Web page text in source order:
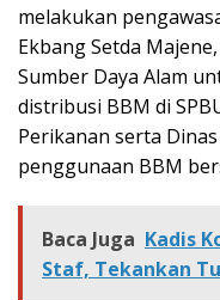
melakukan
Ekbang Setda
Sumber Daya Alam
distribusi BBM di
Perikanan serta
penggunaan BBM
Baca Juga Kadis
Staf, Tekankan